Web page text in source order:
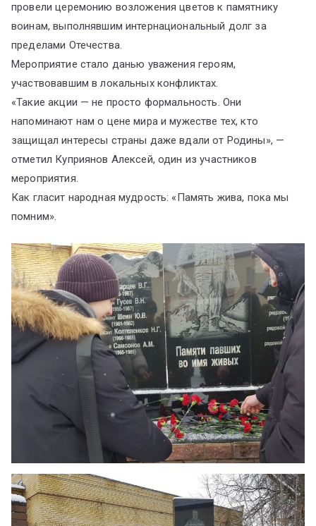
провели церемонию возложения цветов к памятнику
воинам, выполнявшим интернациональный долг за
пределами Отечества.
Мероприятие стало данью уважения героям,
участвовавшим в локальных конфликтах.
«Такие акции — не просто формальность. Они
напоминают нам о цене мира и мужестве тех, кто
защищал интересы страны даже вдали от Родины», —
отметил Куприянов Алексей, один из участников
мероприятия.
Как гласит народная мудрость: «Память жива, пока мы
помним».